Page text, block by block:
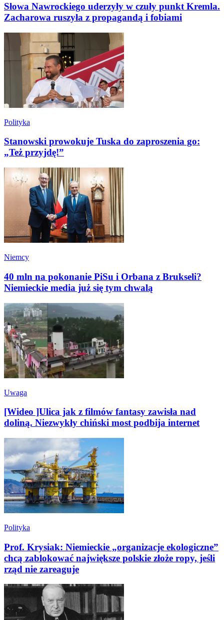
Słowa Nawrockiego uderzyły w czuły punkt Kremla.
Zacharowa ruszyła z propagandą i fobiami
Polityka
Stanowski prowokuje Tuska do zaproszenia go:
„Też przyjdę!”
Niemcy
40 mln na pokonanie PiSu i Orbana z Brukseli?
Niemieckie media już się tym chwalą
Uwaga
[Wideo ]Ulica jak z filmów fantasy zawisła nad
doliną. Niezwykły chiński most podbija internet
Polityka
Prof. Krysiak: Niemieckie „organizacje ekologiczne”
chcą zablokować największe polskie złoże ropy, jeśli
rząd nie zareaguje